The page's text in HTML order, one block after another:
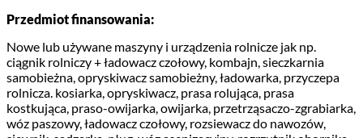
Przedmiot finansowania:
Nowe lub używane maszyny i urządzenia rolnicze jak np.
ciągnik rolniczy + ładowacz czołowy, kombajn, sieczkarnia
samobieżna, opryskiwacz samobieżny, ładowarka, przyczepa
rolnicza. kosiarka, opryskiwacz, prasa rolująca, prasa
kostkująca, praso-owijarka, owijarka, przetrząsaczo-zgrabiarka,
wóz paszowy, ładowacz czołowy, rozsiewacz do nawozów,